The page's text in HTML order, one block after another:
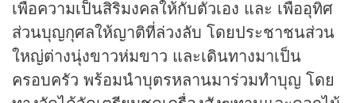
เพื่อความเป็นสิริมงคลให้กับตัวเอง และ เพื่ออุทิศ
ส่วนบุญกุศลให้ญาติที่ล่วงลับ โดยประชาชนส่วน
ใหญ่ต่างนุ่งขาวห่มขาว และเดินทางมาเป็น
ครอบครัว พร้อมนำบุตรหลานมาร่วมทำบุญ โดย